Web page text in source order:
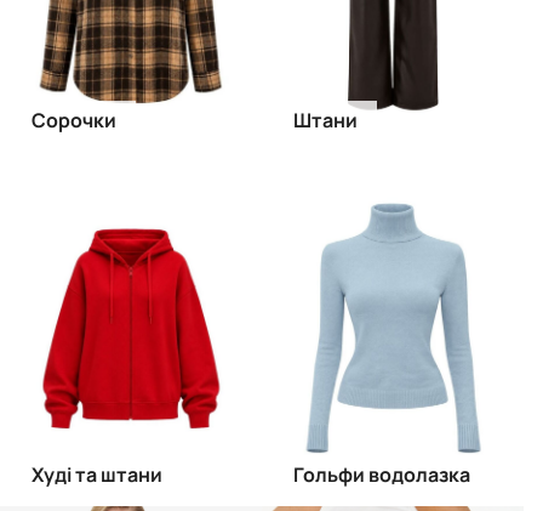
Сорочки Штани
Худі та штани Гольфи водолазка